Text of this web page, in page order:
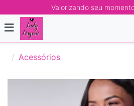
Valorizando seu
Acessórios